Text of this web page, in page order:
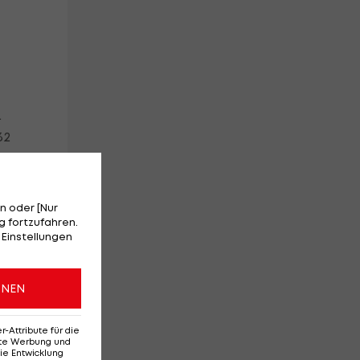
oder [Nur
fortzufahren.
Attribute für die
Werbung und
Entwicklung